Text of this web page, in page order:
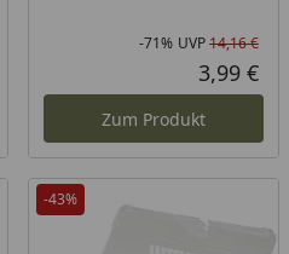
in ProzentPreis
Preis
-71% UVP14,16 €
3,99 €
Zum Produkt
-43%